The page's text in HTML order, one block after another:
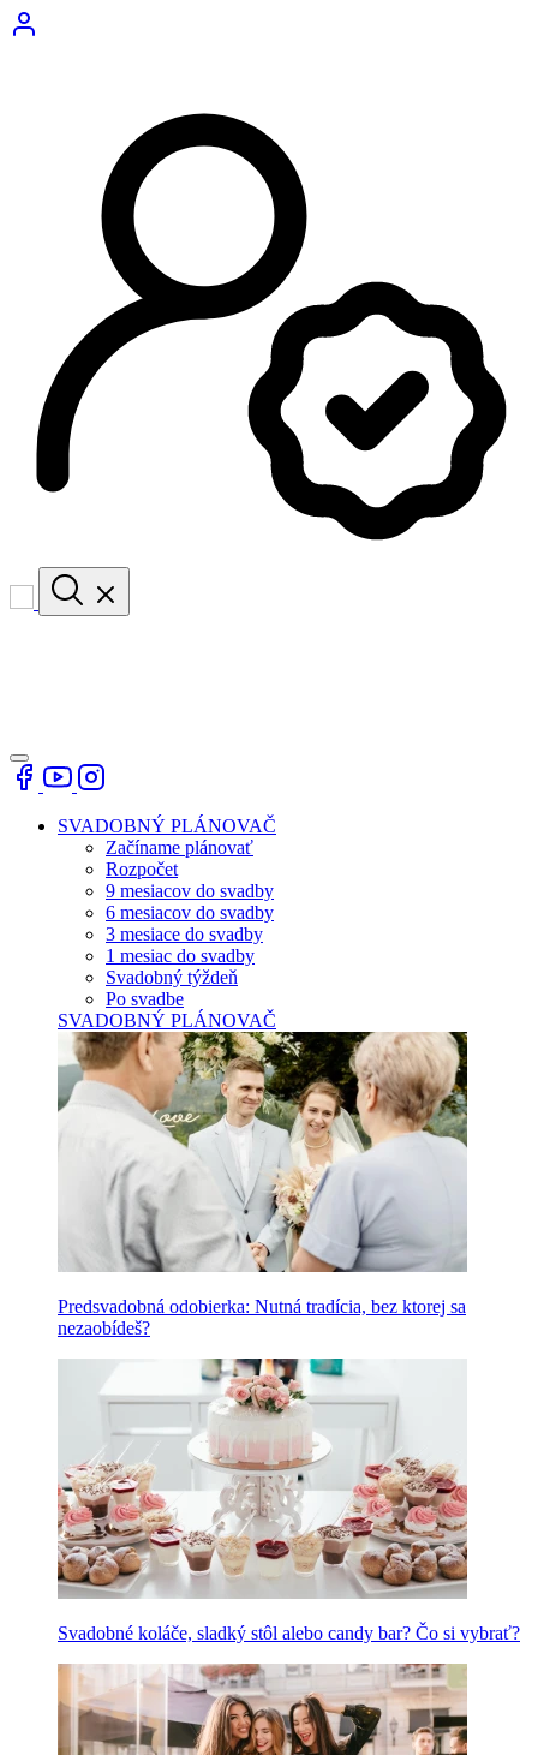
SVADOBNÝ PLÁNOVAČ
Začíname plánovať
Rozpočet
9 mesiacov do svadby
6 mesiacov do svadby
3 mesiace do svadby
1 mesiac do svadby
Svadobný týždeň
Po svadbe
SVADOBNÝ PLÁNOVAČ
Predsvadobná odobierka: Nutná tradícia, bez ktorej sa
nezaobídeš?
Svadobné koláče, sladký stôl alebo candy bar? Čo si vybrať?